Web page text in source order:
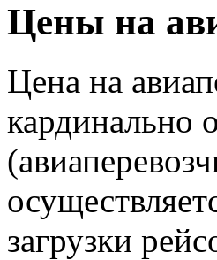
Цены на
Цена на
кардинально
загрузки